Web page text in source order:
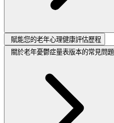
賦能您的老年心理健康評估歷程
關於老年憂鬱症量表版本的常見問題